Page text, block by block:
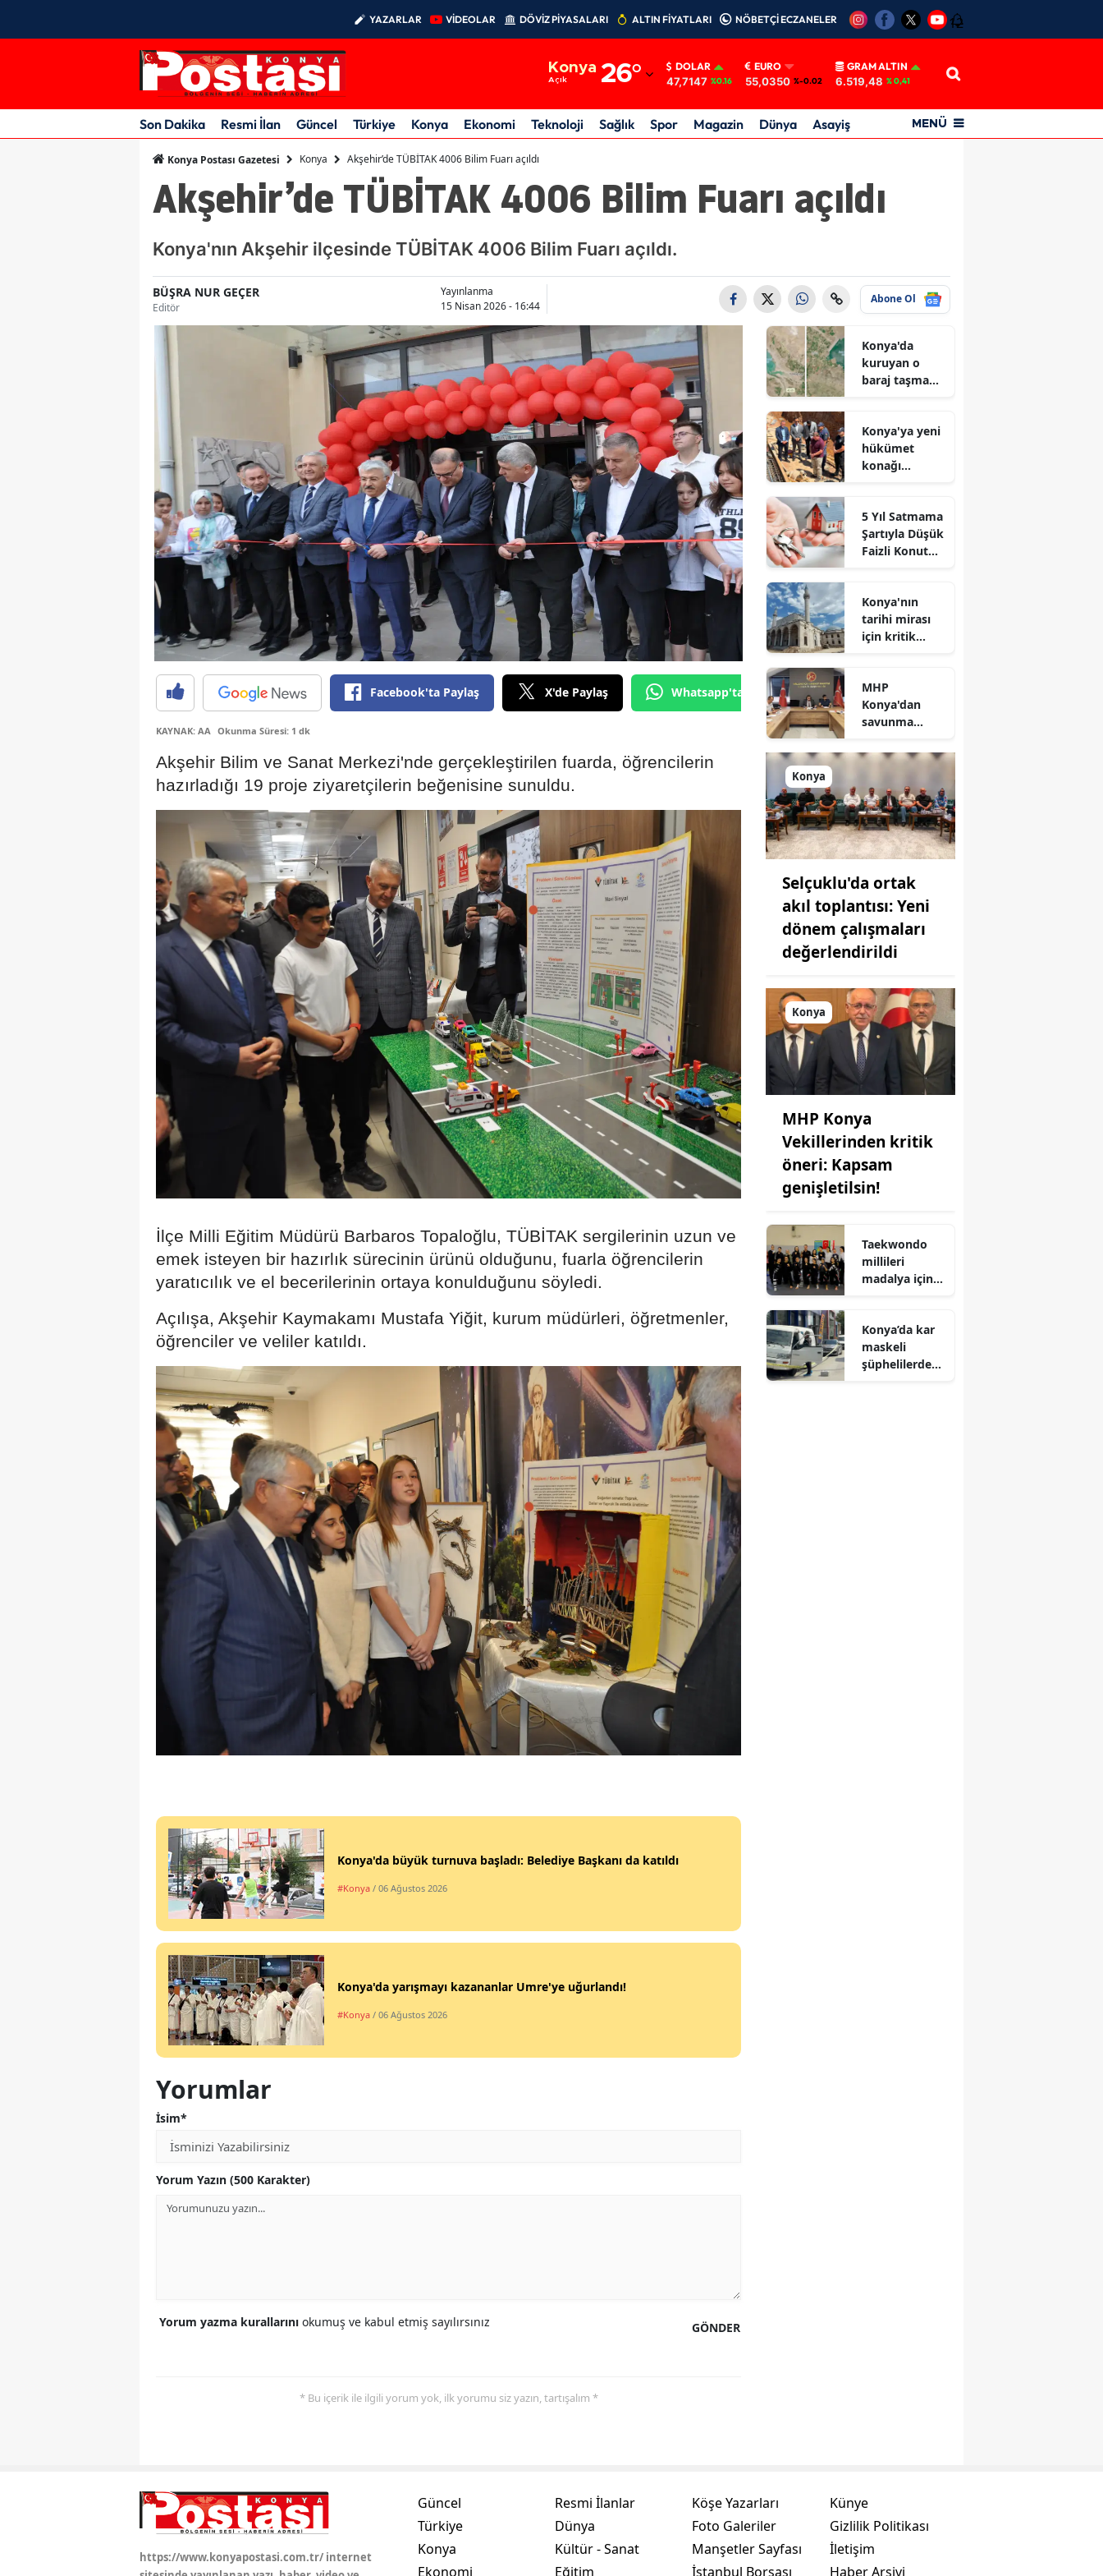
YAZARLAR VİDEOLAR DÖVİZ PİYASALARI ALTIN FİYATLARI NÖBETÇİ ECZANELER 12
Konya
Açık 26°
Adıyaman
Afyonkarahisar
Amasya
Ankara
Antalya
Balıkesir
Bilecik
Bingöl
Bitlis
Bolu
Burdur
Bursa
Çanakkale
Çankırı
Çorum
Denizli
Edirne
Elazığ
Erzincan
Erzurum
Eskişehir
Gaziantep
Giresun
Gümüşhane
Hakkari
Hatay
Isparta
Mersin
İstanbul
İzmir
Kars
Kastamonu
Kayseri
Kırklareli
Kırşehir
Kocaeli
Konya
Kütahya
Malatya
Manisa
Kahramanmaraş
Mardin
Muğla
Muş
Nevşehir
Niğde
Samsun
Sinop
Kırıkkale
Bartın
Ardahan
DOLAR
47,7147 %0.16
EURO
55,0350 %-0.02
GRAM ALTIN
6.519,48 % 0,41
Son Dakika Resmi İlan Güncel Türkiye Konya Ekonomi Teknoloji Sağlık Spor Magazin Dünya Asayiş MENÜ
Konya Postası Gazetesi Konya Akşehir’de TÜBİTAK 4006 Bilim Fuarı açıldı
Akşehir’de TÜBİTAK 4006 Bilim Fuarı açıldı
Konya'nın Akşehir ilçesinde TÜBİTAK 4006 Bilim Fuarı açıldı.
BÜŞRA NUR GEÇER
Editör
Yayınlanma
15 Nisan 2026 - 16:44
Abone Ol
Facebook'ta Paylaş X'de Paylaş Whatsapp'tan Gönder
KAYNAK: AA Okunma Süresi: 1 dk
Akşehir Bilim ve Sanat Merkezi'nde gerçekleştirilen fuarda, öğrencilerin
hazırladığı 19 proje ziyaretçilerin beğenisine sunuldu.
İlçe Milli Eğitim Müdürü Barbaros Topaloğlu, TÜBİTAK sergilerinin uzun ve
emek isteyen bir hazırlık sürecinin ürünü olduğunu, fuarla öğrencilerin
yaratıcılık ve el becerilerinin ortaya konulduğunu söyledi.
Açılışa, Akşehir Kaymakamı Mustafa Yiğit, kurum müdürleri, öğretmenler,
öğrenciler ve veliler katıldı.
Konya'da büyük turnuva başladı: Belediye Başkanı da katıldı
#Konya / 06 Ağustos 2026
Konya'da yarışmayı kazananlar Umre'ye uğurlandı!
#Konya / 06 Ağustos 2026
Yorumlar
İsim*
Yorum Yazın (500 Karakter)
GÖNDER
Yorum yazma kurallarını okumuş ve kabul etmiş sayılırsınız
* Bu içerik ile ilgili yorum yok, ilk yorumu siz yazın, tartışalım *
Konya'da
kuruyan o
baraj taşma
Konya'ya yeni
hükümet
konağı
5 Yıl Satmama
Şartıyla Düşük
Faizli Konut
Konya'nın
tarihi mirası
için kritik
açıklandı
MHP
Konya'dan
savunma
yeni hamle: İlk
yapıldı!
Konya
Selçuklu'da ortak
akıl toplantısı: Yeni
dönem çalışmaları
değerlendirildi
Konya
MHP Konya
Vekillerinden kritik
öneri: Kapsam
genişletilsin!
Taekwondo
millileri
madalya için
Konya’da kar
maskeli
şüphelilerden
https://www.konyapostasi.com.tr/ internet
Güncel
Türkiye
Konya
Ekonomi
Resmi İlanlar
Dünya
Kültür - Sanat
Eğitim
Köşe Yazarları
Foto Galeriler
Manşetler Sayfası
İstanbul Borsası
Künye
Gizlilik Politikası
İletişim
Haber Arşivi